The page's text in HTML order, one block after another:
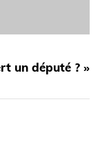
un député ? »